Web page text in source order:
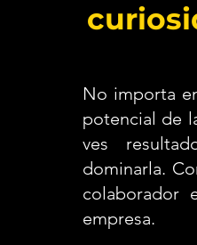
No importa
potencial de
ves
dominarla.
colaborador
empresa.